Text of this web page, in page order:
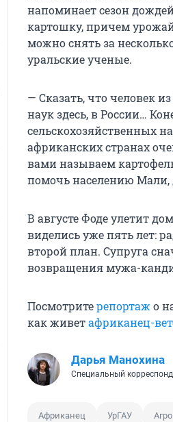
напоминает сезон
картошку, причем
можно снять за
уральские ученые.
— Сказать, что человек
наук здесь, в России…
сельскохозяйственных
африканских странах
вами называем
помочь населению Мали,
В августе Фоде улетит
виделись уже пять лет:
второй план. Супруга
возвращения мужа-
Посмотритерепортаж о
как живетафриканец-
Дарья Манохина
Специальный
Африканец УрГАУ